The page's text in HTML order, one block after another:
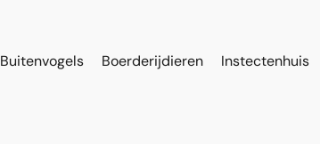
Buitenvogels Boerderijdieren Instectenhuis